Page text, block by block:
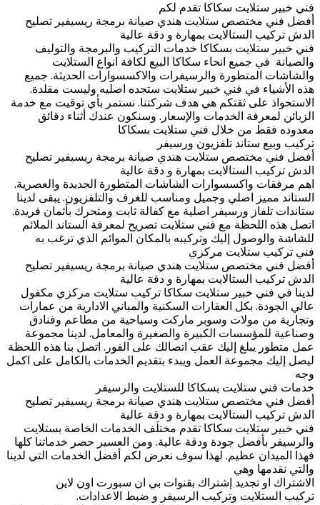
فني خبير ستلايت سكاكا تقدم لكم
أفضل فني مختصص ستلايت هندي صيانة برمجة ريسيفير تصليح
الدش تركيب الستالايت بمهارة و دقة عالية
فني خبير ستلايت بسكاكا خدمات التركيب والبرمجة والتوليف
والصيانة في جميع انحاء سكاكا البيع لكافة انواع الستلايت
والشاشات المتطورة والرسيفرات والاكسسوارات الحديثة. جميع
هذه الأشياء في فني خبير ستلايت ستجده اصليه وليست مقلدة.
الاستحواذ على ثقتكم هي هدف شركتنا. نستمر بأي توقيت مع خدمة
الزبائن لمعرفة الخدمات والإسعار. وسنكون عندك أثناء دقائق
معدوده فقط من خلال فني ستلايت بسكاكا
تركيب وبيع ستاند تلفزيون ورسيفر
أفضل فني مختصص ستلايت هندي صيانة برمجة ريسيفير تصليح
الدش تركيب الستالايت بمهارة و دقة عالية
​اهم مرفقات واكسسوارات الشاشات المتطورة الجديدة والعصرية.
الستاند مميز اصلي وجميل ومناسب للغرف والتلفزيون. يبقى لدينا
ستاندات تلفاز ورسيفر اصلية مع كفالة ثابت ومتحرك بأثمان فريدة.
اتصل هذه اللحظة مع فني ستلايت تصريح لمعرفة الستاند الملائم
للشاشة والوصول إليك وتركيبه بالمكان الموائم الذي ترغب به
فني تركيب ستلايت مركزي
أفضل فني مختصص ستلايت هندي صيانة برمجة ريسيفير تصليح
الدش تركيب الستالايت بمهارة و دقة عالية
لدينا في فني خبير ستلايت سكاكا تركيب ستلايت مركزي مكفول
عالي الجودة. بكل العقارات السكنية والمباني الادارية من عمارات
وتجارية من مولات وسوبر ماركت وسياحية من مطاعم وفنادق
وصناعية للمؤسسات الكبيرة والصغيرة والمعامل. لدينا مجموعة
عمل متطور يبلغ إليك عقب اتصالك على الفور. اتصل بنا هذه اللحظة
ليصل إليك مجموعة العمل ويبدء بتقديم الخدمات بالكامل على اكمل
وجه
خدمات فني ستلايت بسكاكا للستلايت والرسيفر
أفضل فني مختصص ستلايت هندي صيانة برمجة ريسيفير تصليح
الدش تركيب الستالايت بمهارة و دقة عالية
فني خبير ستلايت سكاكا تقدم مختلَف الخدمات الخاصة بستلايت
والرسيفر بأفضل جودة ودقة عالية. ومن العسير حصر خدماتنا كلها
فهذا الميدان عظيم. لهذا سوف نعرض لكم أفضل الخدمات التي لدينا
والتي نقدمها وهي
الاشتراك او تجديد إشتراك بقنوات بي ان سبورت اون لاين
تركيب الستلايت وتركيب الرسيفر و ضبط الاعدادات.